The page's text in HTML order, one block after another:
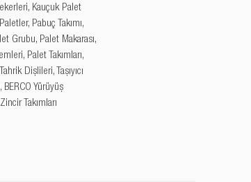
Kauçuk Palet
Pabuç Takımı,
Grubu, Palet Makarası,
Palet Takımları,
Dişlileri, Taşıyıcı
BERCO Yürüyüş
Takımları